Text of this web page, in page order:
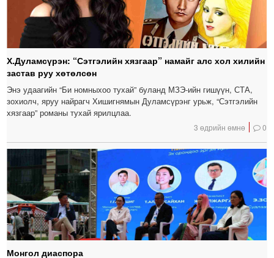
Х.Дуламсүрэн: “Сэтгэлийн хязгаар” намайг алс хол хилийн
застав руу хөтөлсөн
Энэ удаагийн “Би номныхоо тухай” буланд МЗЭ-ийн гишүүн, СТА,
зохиолч, яруу найрагч Хишигнямын Дуламсүрэнг урьж, “Сэтгэлийн
хязгаар” романы тухай ярилцлаа.
3 өдрийн өмнө 0
Монгол диаспора